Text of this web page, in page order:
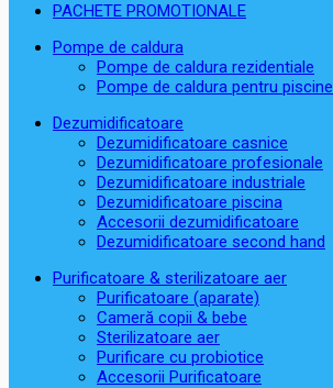
PACHETE PROMOTIONALE
Pompe de caldura
Pompe de caldura rezidentiale
Pompe de caldura pentru piscine
Dezumidificatoare
Dezumidificatoare casnice
Dezumidificatoare profesionale
Dezumidificatoare industriale
Dezumidificatoare piscina
Accesorii dezumidificatoare
Dezumidificatoare second hand
Purificatoare & sterilizatoare aer
Purificatoare (aparate)
Cameră copii & bebe
Sterilizatoare aer
Purificare cu probiotice
Accesorii Purificatoare